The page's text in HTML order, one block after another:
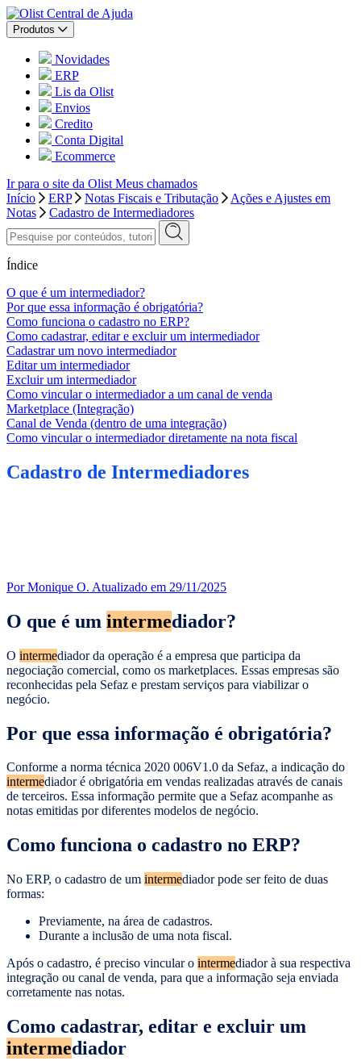
Central de Ajuda
Produtos
Novidades
ERP
Lis da Olist
Envios
Credito
Conta Digital
Ecommerce
Ir para o site da Olist Meus chamados
Início
ERP Notas Fiscais e Tributação
Ações e Ajustes em
Notas
Cadastro de Intermediadores
Índice
O que é um intermediador?
Por que essa informação é obrigatória?
Como funciona o cadastro no ERP?
Como cadastrar, editar e excluir um intermediador
Cadastrar um novo intermediador
Editar um intermediador
Excluir um intermediador
Como vincular o intermediador a um canal de venda
Marketplace (Integração)
Canal de Venda (dentro de uma integração)
Como vincular o intermediador diretamente na nota fiscal
Cadastro de Intermediadores
Por Monique O. Atualizado em 29/11/2025
O que é um intermediador?
O intermediador da operação é a empresa que participa da
negociação comercial, como os marketplaces. Essas empresas são
reconhecidas pela Sefaz e prestam serviços para viabilizar o
negócio.
Por que essa informação é obrigatória?
Conforme a norma técnica 2020 006V1.0 da Sefaz, a indicação do
intermediador é obrigatória em vendas realizadas através de canais
de terceiros. Essa informação permite que a Sefaz acompanhe as
notas emitidas por diferentes modelos de negócio.
Como funciona o cadastro no ERP?
No ERP, o cadastro de um intermediador pode ser feito de duas
formas:
Previamente, na área de cadastros.
Durante a inclusão de uma nota fiscal.
Após o cadastro, é preciso vincular o intermediador à sua respectiva
integração ou canal de venda, para que a informação seja enviada
corretamente nas notas.
Como cadastrar, editar e excluir um
intermediador